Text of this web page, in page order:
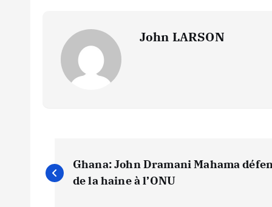
John LARSON
N
a
Ghana: John Dramani Mahama
de la haine à l’ONU